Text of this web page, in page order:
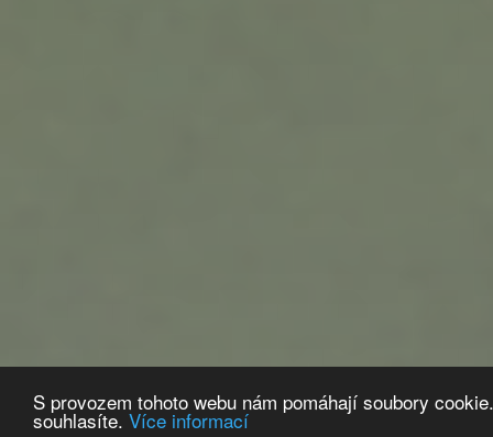
S provozem tohoto webu nám pomáhají soubory
souhlasíte. Více informací